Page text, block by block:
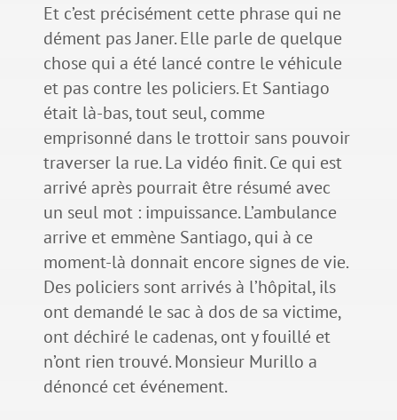
Et c’est précisément cette phrase qui ne
dément pas Janer. Elle parle de quelque
chose qui a été lancé contre le véhicule
et pas contre les policiers. Et Santiago
était là-bas, tout seul, comme
emprisonné dans le trottoir sans pouvoir
traverser la rue. La vidéo finit. Ce qui est
arrivé après pourrait être résumé avec
un seul mot : impuissance. L’ambulance
arrive et emmène Santiago, qui à ce
moment-là donnait encore signes de vie.
Des policiers sont arrivés à l’hôpital, ils
ont demandé le sac à dos de sa victime,
ont déchiré le cadenas, ont y fouillé et
n’ont rien trouvé. Monsieur Murillo a
dénoncé cet événement.